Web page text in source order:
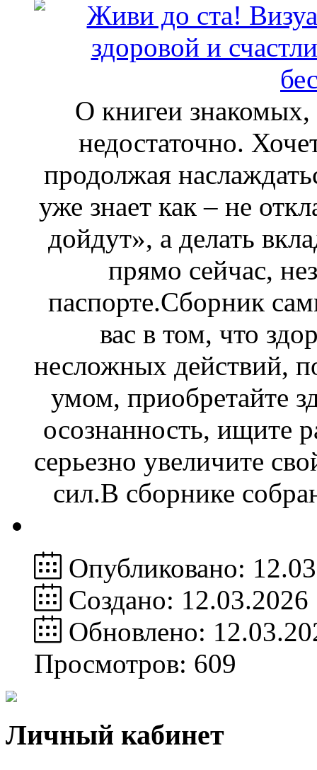
О книгеи
недостаточно.
продолжая
уже знает как – не
дойдут», а делать
прямо сейчас,
паспорте.Сборник
вас в том, что
несложных действий,
умом, приобретайте
осознанность, ищите
серьезно увеличите
сил.В сборнике
Опубликовано:
Создано: 12.03.2026
Обновлено:
Просмотров: 609
Личный кабинет